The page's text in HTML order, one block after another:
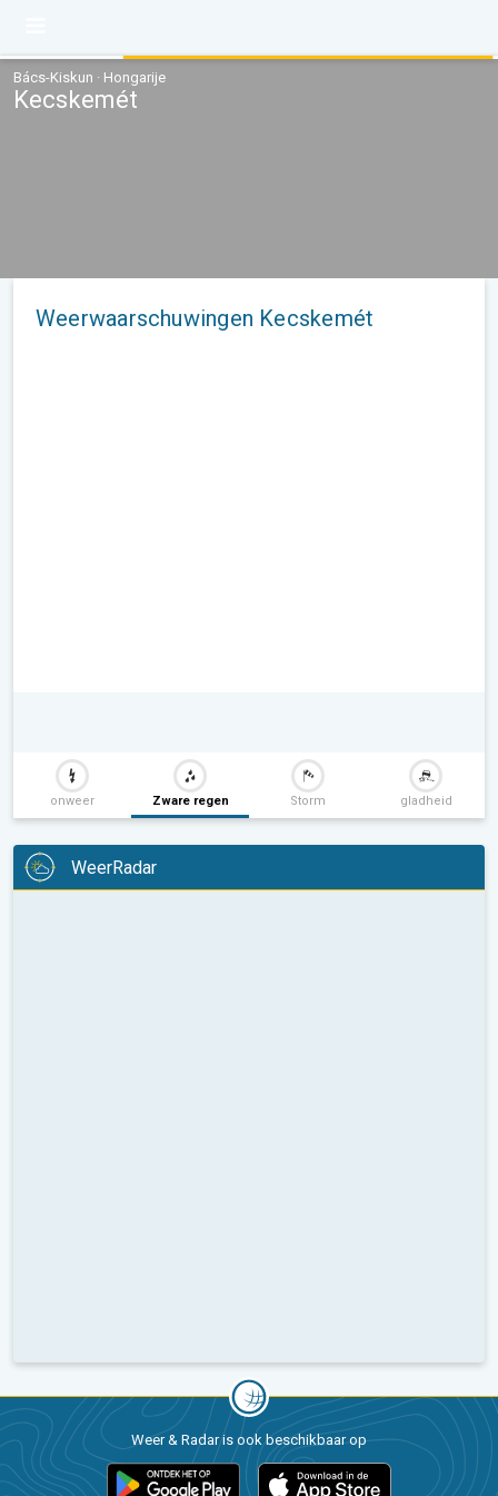
Bács-Kiskun · Hongarije
Kecskemét
Weerwaarschuwingen Kecskemét
onweer Zware regen Storm gladheid
WeerRadar
Weer & Radar is ook beschikbaar op